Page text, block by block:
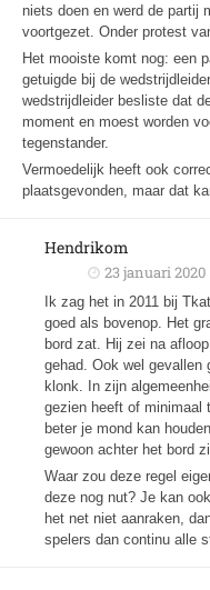
niets doen en werd de partij
voortgezet. Onder protest
Het mooiste komt nog: een
getuigde bij de
wedstrijdleider besliste dat
moment en moest worden
tegenstander.
Vermoedelijk heeft ook
plaatsgevonden, maar dat
Hendrikom
23 januari 2020
Ik zag het in 2011 bij
goed als bovenop. Het
bord zat. Hij zei na
gehad. Ook wel gevallen
klonk. In zijn
gezien heeft of minimaal
beter je mond kan
gewoon achter het bord
Waar zou deze regel
deze nog nut? Je kan
het net niet aanraken,
spelers dan continu alle